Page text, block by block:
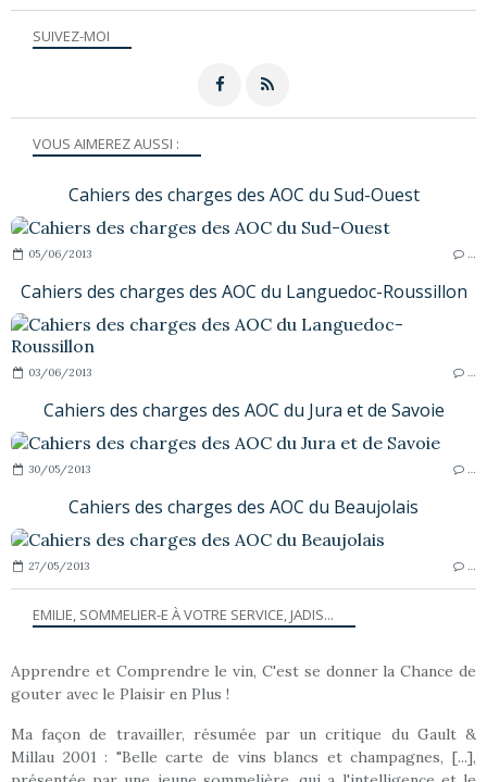
SUIVEZ-MOI
VOUS AIMEREZ AUSSI :
Cahiers des charges des AOC du Sud-Ouest
05/06/2013
Cahiers des charges des AOC du Languedoc-Roussillon
03/06/2013
Cahiers des charges des AOC du Jura et de Savoie
30/05/2013
Cahiers des charges des AOC du Beaujolais
27/05/2013
EMILIE, SOMMELIER-E À VOTRE SERVICE, JADIS...
Apprendre et Comprendre le vin, C'est se donner la Chance de
gouter avec le Plaisir en Plus !
Ma façon de travailler, résumée par un critique du Gault &
Millau 2001 : "Belle carte de vins blancs et champagnes, [...],